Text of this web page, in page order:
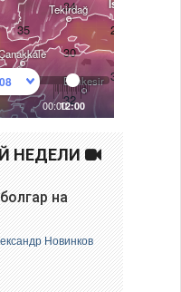
НЕДЕЛИ
на
Новинков